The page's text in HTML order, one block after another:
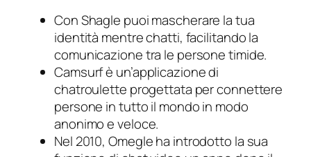
Con Shagle puoi mascherare la tua
identità mentre chatti, facilitando la
comunicazione tra le persone timide.
Camsurf è un’applicazione di
chatroulette progettata per connettere
persone in tutto il mondo in modo
anonimo e veloce.
Nel 2010, Omegle ha introdotto la sua